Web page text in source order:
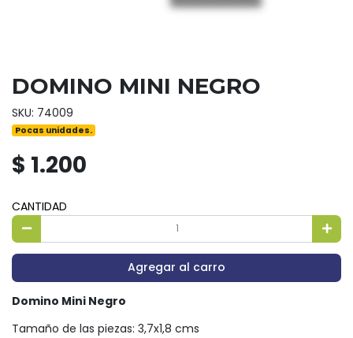
DOMINO MINI NEGRO
SKU: 74009
Pocas unidades.
$ 1.200
CANTIDAD
Agregar al carro
Domino Mini Negro
Tamaño de las piezas: 3,7x1,8 cms